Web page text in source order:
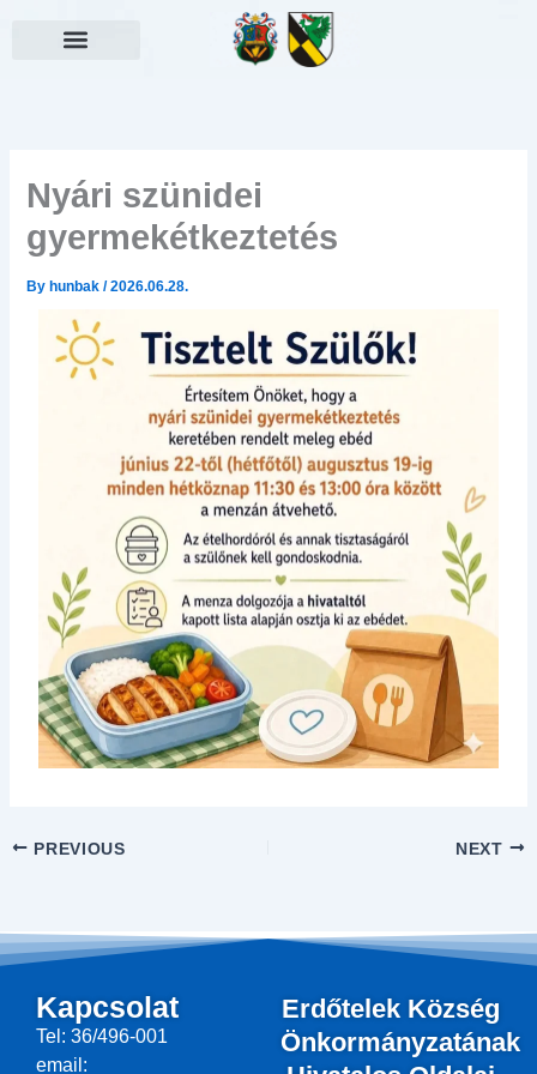
Nyári szünidei
gyermekétkeztetés
By hunbak/2026.06.28.
PREVIOUS NEXT
Kapcsolat
Tel: 36/496-001
email:
Erdőtelek Község
Önkormányzatának